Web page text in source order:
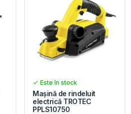
Este în stock
Mașină de rindeluit
electrică TROTEC
PPLS10750